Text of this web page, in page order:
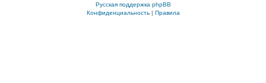
Русская поддержка phpBB
Конфиденциальность| Правила